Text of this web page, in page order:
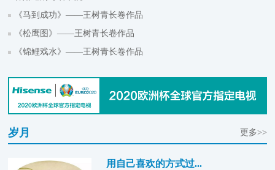
《马到成功》——王树青长卷作品
《松鹰图》——王树青长卷作品
《锦鲤戏水》——王树青长卷作品
岁月 更多>>
用自己喜欢的方式过...